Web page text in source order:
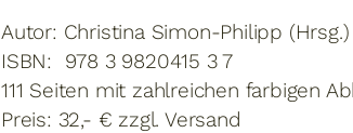
Autor: Christina Simon-Philipp (Hrsg.)
ISBN: 978 3 9820415 3 7
111 Seiten mit zahlreichen farbigen
Preis: 32,- € zzgl. Versand